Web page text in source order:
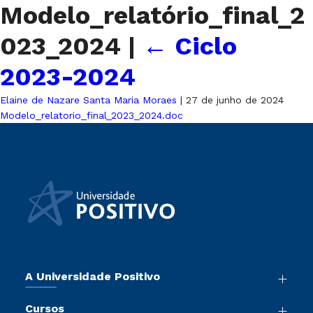
Modelo_relatório_final_2
023_2024 | ← Ciclo
2023-2024
Elaine de Nazare Santa Maria Moraes | 27 de junho de 2024
Modelo_relatorio_final_2023_2024.doc
A Universidade Positivo
Cursos